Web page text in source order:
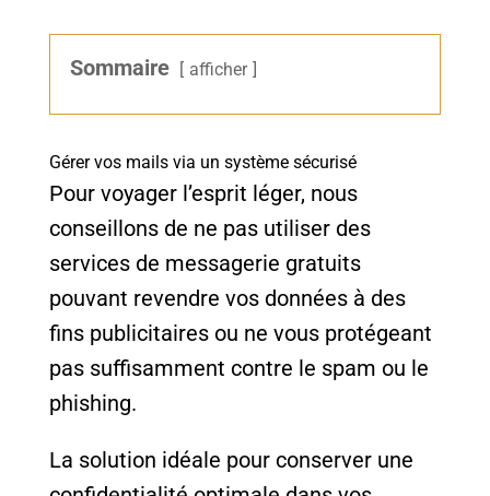
Sommaire afficher
Gérer vos mails via un système sécurisé
Pour voyager l’esprit léger, nous
conseillons de ne pas utiliser des
services de messagerie gratuits
pouvant revendre vos données à des
fins publicitaires ou ne vous protégeant
pas suffisamment contre le spam ou le
phishing.
La solution idéale pour conserver une